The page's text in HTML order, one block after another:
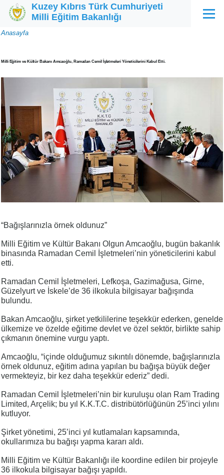
Ana içeriğe atla
Kuzey Kıbrıs Türk Cumhuriyeti
Milli Eğitim Bakanlığı
Menü
Sayfa
Anasayfa
Milli Eğitim ve Kültür Bakanı Amcaoğlu, Ramadan Cemil İşletmeleri Yöneticilerini Kabul Etti.
“Bağışlarınızla örnek oldunuz”
Milli Eğitim ve Kültür Bakanı Olgun Amcaoğlu, bugün bakanlık
binasında Ramadan Cemil İşletmeleri’nin yöneticilerini kabul
etti.
Ramadan Cemil İşletmeleri, Lefkoşa, Gazimağusa, Girne,
Güzelyurt ve İskele’de 36 ilkokula bilgisayar bağışında
bulundu.
Bakan Amcaoğlu, şirket yetkililerine teşekkür ederken, genelde
ülkemize ve özelde eğitime devlet ve özel sektör, birlikte sahip
çıkmanın önemine vurgu yaptı.
Amcaoğlu, “içinde olduğumuz sıkıntılı dönemde, bağışlarınızla
örnek oldunuz, eğitim adına yapılan bu bağışa büyük değer
vermekteyiz, bir kez daha teşekkür ederiz” dedi.
Ramadan Cemil İşletmeleri’nin bir kuruluşu olan Ram Trading
Limited, Arçelik; bu yıl K.K.T.C. distribütörlüğünün 25’inci yılını
kutluyor.
Şirket yönetimi, 25’inci yıl kutlamaları kapsamında,
okullarımıza bu bağışı yapma kararı aldı.
Milli Eğitim ve Kültür Bakanlığı ile koordine edilen bir projeyle
36 ilkokula bilgisayar bağışı yapıldı.